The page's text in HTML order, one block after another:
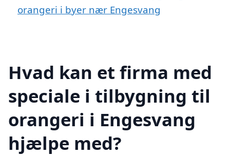
orangeri i byer nær Engesvang
Hvad kan et firma med
speciale i tilbygning til
orangeri i Engesvang
hjælpe med?